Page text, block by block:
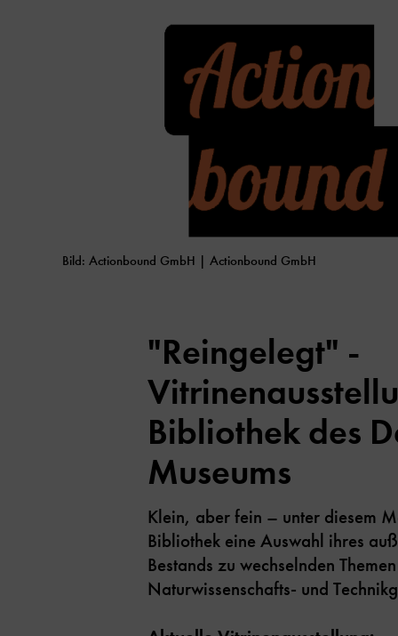
Bild: Actionbound GmbH | Actionbound GmbH
"Reingelegt" -
Bibliothek des
Museums
Klein, aber fein – unter diesem
Bibliothek eine Auswahl ihres
Bestands zu wechselnden
Naturwissenschafts- und